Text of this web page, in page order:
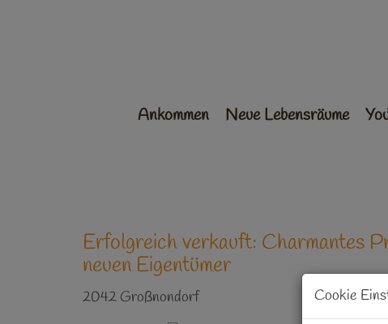
Ankommen Neue Lebensräume
Erfolgreich verkauft: Charmantes
neuen Eigentümer
2042 Großnondorf Cookie